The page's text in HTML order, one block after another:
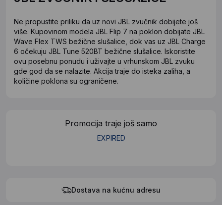
Ne propustite priliku da uz novi JBL zvučnik dobijete još
više. Kupovinom modela JBL Flip 7 na poklon dobijate JBL
Wave Flex TWS bežične slušalice, dok vas uz JBL Charge
6 očekuju JBL Tune 520BT bežične slušalice. Iskoristite
ovu posebnu ponudu i uživajte u vrhunskom JBL zvuku
gde god da se nalazite. Akcija traje do isteka zaliha, a
količine poklona su ograničene.
Promocija traje još samo
EXPIRED
Dostava na kućnu adresu